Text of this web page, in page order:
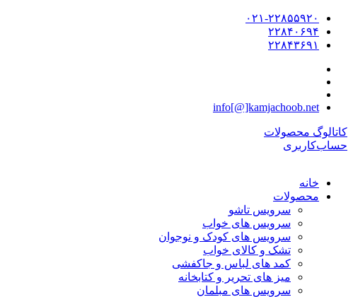
۰۲۱-۲۲۸۵۵۹۲۰
۲۲۸۴۰۶۹۴
۲۲۸۴۳۶۹۱
info[@]kamjachoob.net
کاتالوگ محصولات
حساب‌کاربری
خانه
محصولات
سرویس تاشو
سرویس های خواب
سرویس های کودک و نوجوان
تشک و کالای خواب
کمد های لباس و جاکفشی
میز های تحریر و کتابخانه
سرویس های مبلمان